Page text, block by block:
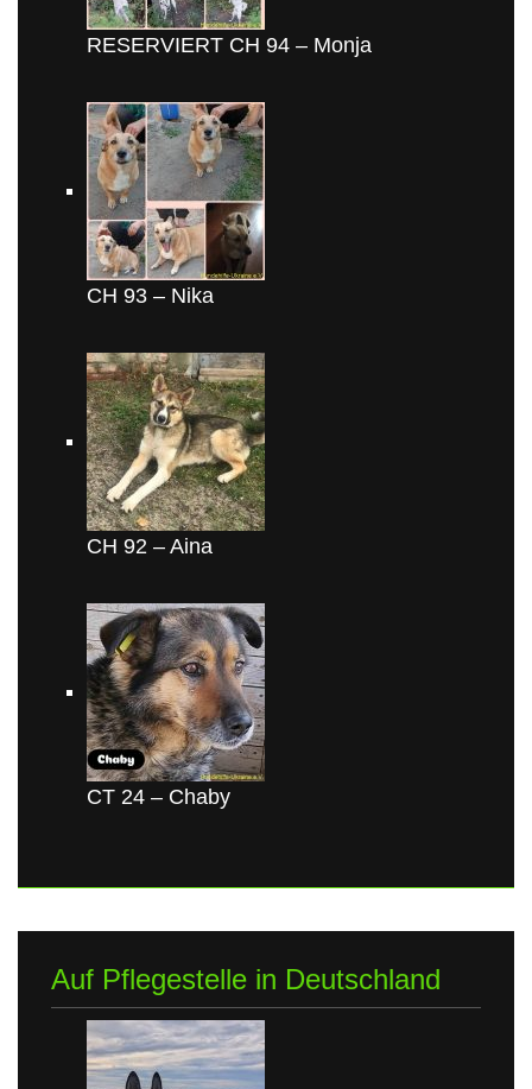
RESERVIERT CH 94 – Monja
CH 93 – Nika
CH 92 – Aina
CT 24 – Chaby
Auf Pflegestelle in Deutschland